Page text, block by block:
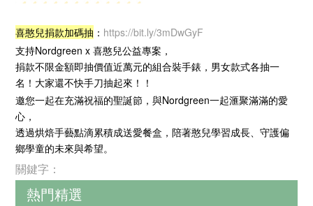
喜憨兒捐款加碼抽 ： https://bit.ly/3mDwGyF
支持Nordgreen x 喜憨兒公益專案，
捐款不限金額即抽價值近萬元的組合裝手錶，男女款式各抽一
名！大家還不快手刀抽起來！！
邀您一起在充滿祝福的聖誕節，與Nordgreen一起滙聚滿滿的愛
心，
透過烘焙手藝點滴累積成送愛餐盒，陪著憨兒學習成長、守護偏
鄉學童的未來與希望。
關鍵字：
熱門精選